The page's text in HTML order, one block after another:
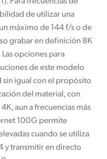
de utilizar una
máximo de 144 f/s o de
grabar en definición 8K
opciones para
de este modelo
igual con el propósito
del material, con
aun a frecuencias más
100G permite
cuando se utiliza
y transmitir en directo